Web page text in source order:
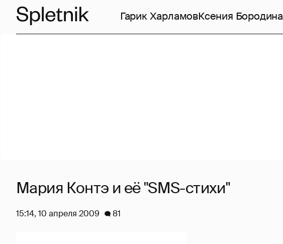
Гарик ХарламовКсения Бородина
Мария Контэ и её "SMS-стихи"
15:14, 10 апреля 2009 81